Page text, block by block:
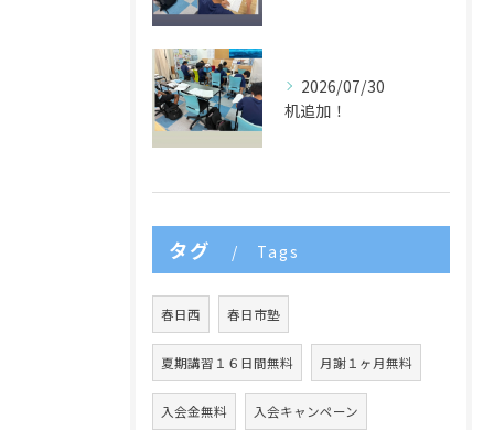
2026/07/30
机追加！
タグ Tags
春日西 春日市塾
夏期講習１６日間無料 月謝１ヶ月無料
入会金無料 入会キャンペーン